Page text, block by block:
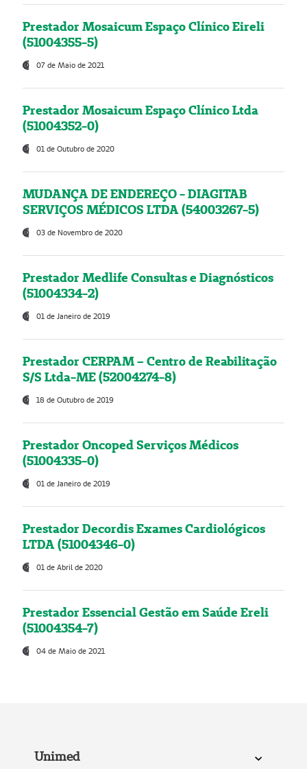
Prestador Mosaicum Espaço Clínico Eireli
(51004355-5)
07 de Maio de 2021
Prestador Mosaicum Espaço Clínico Ltda
(51004352-0)
01 de Outubro de 2020
MUDANÇA DE ENDEREÇO - DIAGITAB
SERVIÇOS MÉDICOS LTDA (54003267-5)
03 de Novembro de 2020
Prestador Medlife Consultas e Diagnósticos
(51004334-2)
01 de Janeiro de 2019
Prestador CERPAM – Centro de Reabilitação
S/S Ltda-ME (52004274-8)
18 de Outubro de 2019
Prestador Oncoped Serviços Médicos
(51004335-0)
01 de Janeiro de 2019
Prestador Decordis Exames Cardiológicos
LTDA (51004346-0)
01 de Abril de 2020
Prestador Essencial Gestão em Saúde Ereli
(51004354-7)
04 de Maio de 2021
Unimed